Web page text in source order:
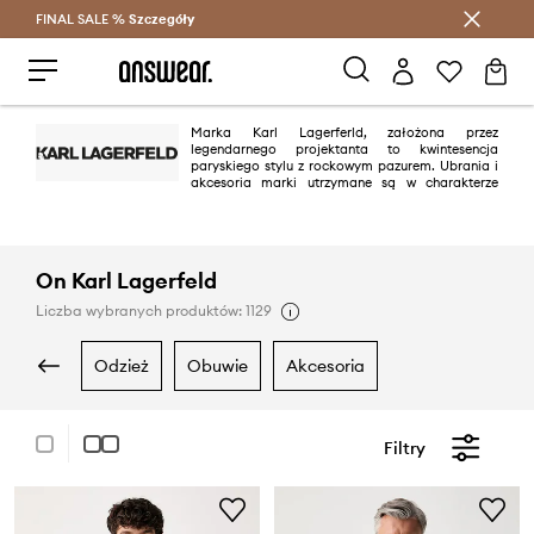
Oszczędzaj z Answear Club >
FINAL SALE % Szczegóły
Marka Karl Lagerferld, założona przez
legendarnego projektanta to kwintesencja
paryskiego stylu z rockowym pazurem. Ubrania i
akcesoria marki utrzymane są w charakterze
On Karl Lagerfeld
Liczba wybranych produktów: 1129
odzież obuwie akcesoria
Filtry